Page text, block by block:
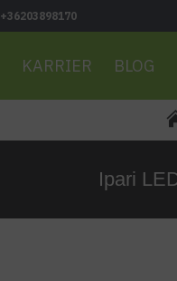
+36203898170
KARRIER BLOG
Ipari